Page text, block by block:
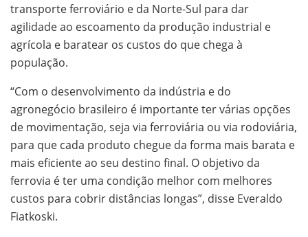
transporte ferroviário e da Norte-Sul para dar
agilidade ao escoamento da produção industrial e
agrícola e baratear os custos do que chega à
população.
“Com o desenvolvimento da indústria e do
agronegócio brasileiro é importante ter várias opções
de movimentação, seja via ferroviária ou via rodoviária,
para que cada produto chegue da forma mais barata e
mais eficiente ao seu destino final. O objetivo da
ferrovia é ter uma condição melhor com melhores
custos para cobrir distâncias longas”, disse Everaldo
Fiatkoski.